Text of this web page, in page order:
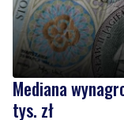
Mediana
tys. zł